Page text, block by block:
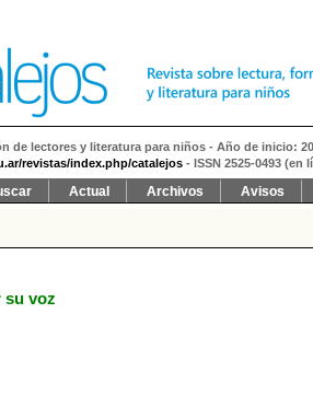
de lectores y literatura para niños - Año de inicio:
revistas/index.php/catalejos - ISSN 2525-0493 (en
Actual Archivos Avisos
su voz